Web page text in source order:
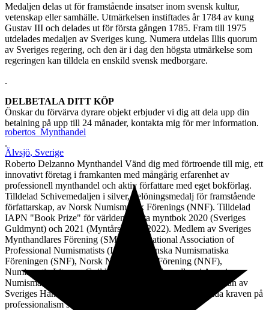
Medaljen delas ut för framstående insatser inom svensk kultur,
vetenskap eller samhälle. Utmärkelsen instiftades år 1784 av kung
Gustav III och delades ut för första gången 1785. Fram till 1975
utdelades medaljen av Sveriges kung. Numera utdelas Illis quorum
av Sveriges regering, och den är i dag den högsta utmärkelse som
regeringen kan tilldela en enskild svensk medborgare.
.
DELBETALA DITT KÖP
Önskar du förvärva dyrare objekt erbjuder vi dig att dela upp din
betalning på upp till 24 månader, kontakta mig för mer information.
.
Roberto Delzanno Mynthandel Vänd dig med förtroende till mig, ett
innovativt företag i framkanten med mångårig erfarenhet av
professionell mynthandel och aktiv författare med eget bokförlag.
Tilldelad Schivemedaljen i silver, belöningsmedalj för framstående
författarskap, av Norsk Numismatisk Förenings (NNF). Tilldelad
IAPN "Book Prize" för världens bästa myntbok 2020 (Sveriges
Guldmynt) och 2021 (Myntårsboken 2022). Medlem av Sveriges
Mynthandlares Förening (SMF), International Association of
Professional Numismatists (IAPN), Svenska Numismatiska
Föreningen (SNF), Norsk Numismatisk Förening (NNF),
Numismatic Literary Guild (NLG), livstidsmedlem i American
Numismatic Association (ANA), tillförordnad värderingsman av
Sveriges Handelskamrar och följer därmed de högt ställda kraven på
professionalism som stipuleras.
robertos_Mynthandel
Älvsjö, Sverige